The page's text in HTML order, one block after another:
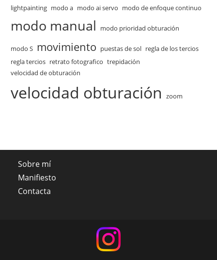
lightpainting modo a modo ai servo modo de enfoque continuo
modo manual modo prioridad obturación
modo S movimiento puestas de sol regla de los tercios
regla tercios retrato fotografico trepidación
velocidad de obturación
velocidad obturación zoom
Sobre mí
Manifiesto
Contacta